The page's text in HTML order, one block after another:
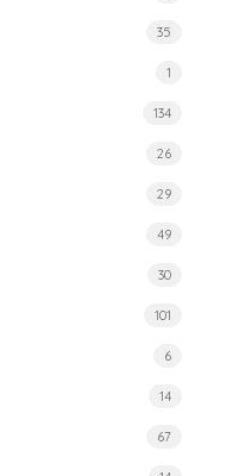
35
1
134
26
29
49
30
101
6
14
67